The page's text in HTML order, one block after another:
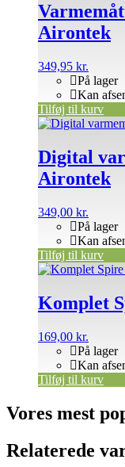
Airontek
349,95 kr.
På lager
Kan
Tilføj til kurv
Digital
Airontek
349,00 kr.
På lager
Kan
Tilføj til kurv
Komplet
169,00 kr.
På lager
Kan
Tilføj til kurv
Vores mest
Relaterede